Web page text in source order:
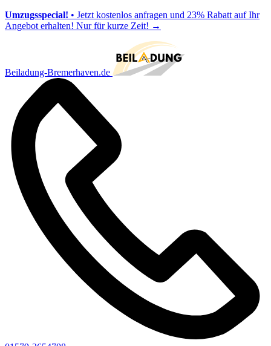
Umzugsspecial! • Jetzt kostenlos anfragen und 23% Rabatt auf Ihr
Angebot erhalten! Nur für kurze Zeit! →
Beiladung-Bremerhaven.de